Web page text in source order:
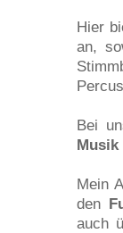
Hier
an,
Bei
Musik
Mein
den
auch